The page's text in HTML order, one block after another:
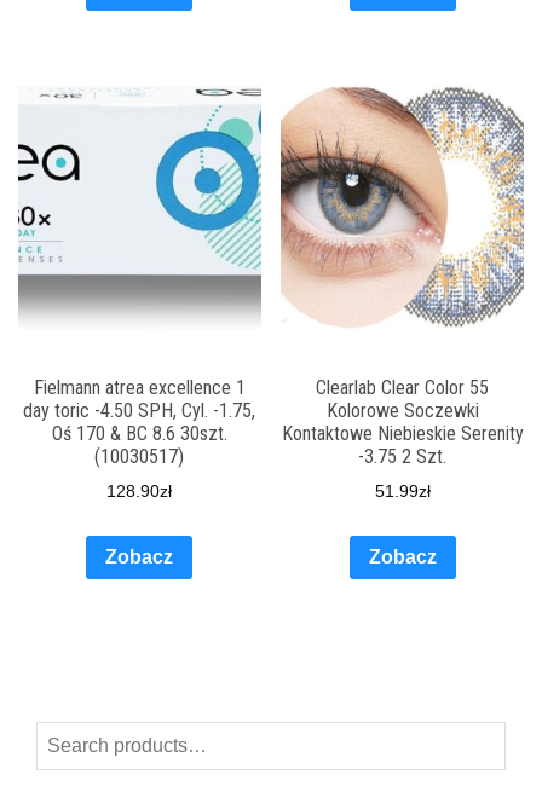
Fielmann atrea excellence 1
day toric -4.50 SPH, Cyl. -1.75,
Oś 170 & BC 8.6 30szt.
(10030517)
128.90zł
Zobacz
Clearlab Clear Color 55
Kolorowe Soczewki
Kontaktowe Niebieskie Serenity
-3.75 2 Szt.
51.99zł
Zobacz
Search
for: